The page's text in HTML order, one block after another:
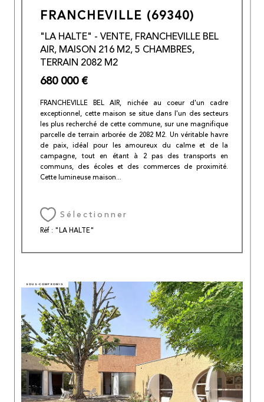
FRANCHEVILLE (69340)
"LA HALTE" - VENTE, FRANCHEVILLE BEL
AIR, MAISON 216 M2, 5 CHAMBRES,
TERRAIN 2082 M2
680 000 €
FRANCHEVILLE BEL AIR, nichée au coeur d'un cadre
exceptionnel, cette maison se situe dans l'un des secteurs
les plus recherché de cette commune, sur une magnifique
parcelle de terrain arborée de 2082 M2. Un véritable havre
de paix, idéal pour les amoureux du calme et de la
campagne, tout en étant à 2 pas des transports en
communs, des écoles et des commerces de proximité.
Cette lumineuse maison...
Sélectionner
Réf : "LA HALTE"
SOUS-COMPROMIS